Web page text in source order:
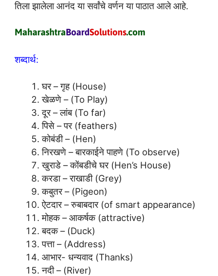
तिला झालेला आनंद या सर्वांचे वर्णन या पाठात आले आहे.
शब्दार्थ:
घर – गृह (House)
खेळणे – (To Play)
दूर – लांब (To far)
पिसे – पर (feathers)
कोबंडी – (Hen)
निरखणे – बारकाईने पाहणे (To observe)
खुराडे – कोंबडीचे घर (Hen’s House)
करडा – राखाडी (Grey)
कबुतर – (Pigeon)
ऐटदार – रुबाबदार (of smart appearance)
मोहक – आकर्षक (attractive)
बदक – (Duck)
पत्ता – (Address)
आभार- धन्यवाद (Thanks)
नदी – (River)